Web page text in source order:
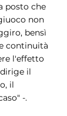
posto che
non
bensì
continuità
l'effetto
il
il
-.